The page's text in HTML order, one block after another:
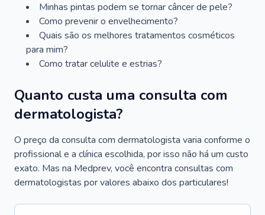
Minhas pintas podem se tornar câncer de pele?
Como prevenir o envelhecimento?
Quais são os melhores tratamentos cosméticos
para mim?
Como tratar celulite e estrias?
Quanto custa uma consulta com
dermatologista?
O preço da consulta com dermatologista varia conforme o
profissional e a clínica escolhida, por isso não há um custo
exato. Mas na Medprev, você encontra consultas com
dermatologistas por valores abaixo dos particulares!